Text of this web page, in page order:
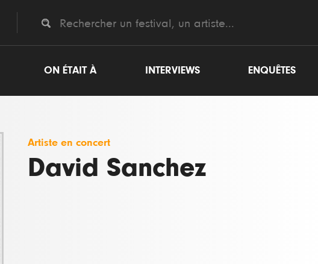
ON ÉTAIT À INTERVIEWS ENQUÊTES
Artiste en concert
David Sanchez